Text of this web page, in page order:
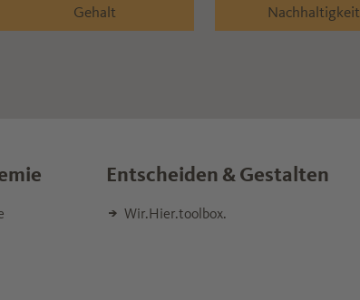
Gehalt Nachhaltigkeit
Entscheiden & Gestalten
Wir.Hier.toolbox.